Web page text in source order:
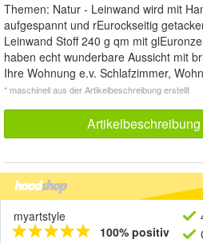
Themen: Natur - Leinwand wird mit
aufgespannt und rEurockseitig
Leinwand Stoff 240 g qm mit
haben echt wunderbare Aussicht mit
Ihre Wohnung e.v. Schlafzimmer, Wohn
* maschinell aus der Artikelbeschreibung erstellt
myartstyle
100% positiv